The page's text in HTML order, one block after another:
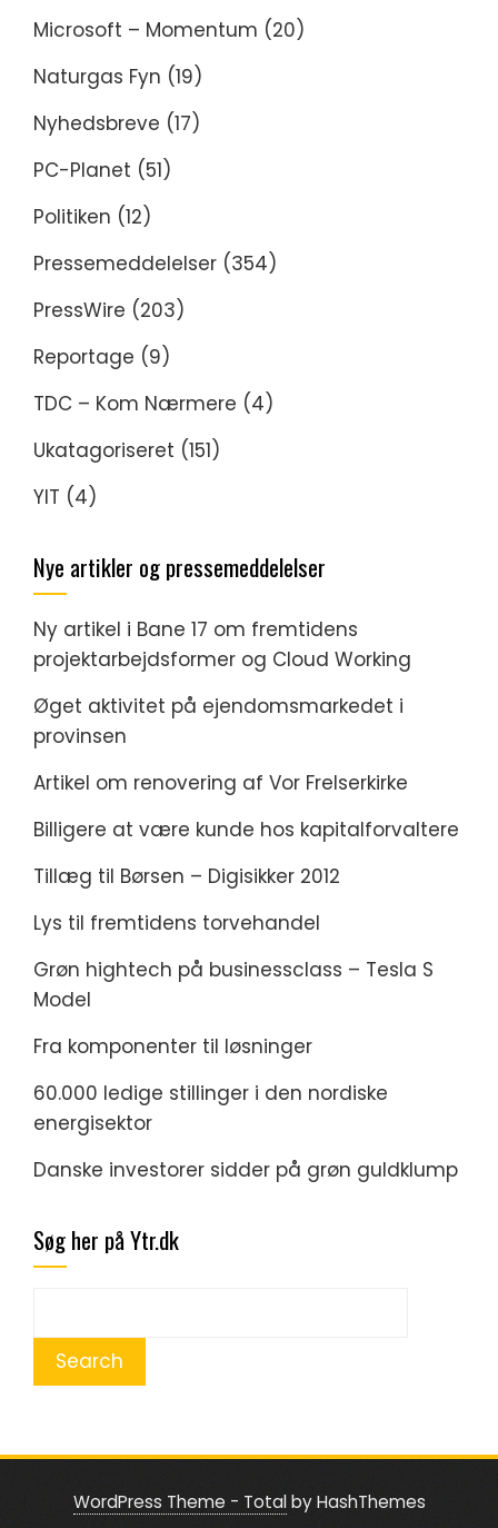
Microsoft – Momentum (20)
Naturgas Fyn (19)
Nyhedsbreve (17)
PC-Planet (51)
Politiken (12)
Pressemeddelelser (354)
PressWire (203)
Reportage (9)
TDC – Kom Nærmere (4)
Ukatagoriseret (151)
YIT (4)
Nye artikler og pressemeddelelser
Ny artikel i Bane 17 om fremtidens
projektarbejdsformer og Cloud Working
Øget aktivitet på ejendomsmarkedet i
provinsen
Artikel om renovering af Vor Frelserkirke
Billigere at være kunde hos kapitalforvaltere
Tillæg til Børsen – Digisikker 2012
Lys til fremtidens torvehandel
Grøn hightech på businessclass – Tesla S
Model
Fra komponenter til løsninger
60.000 ledige stillinger i den nordiske
energisektor
Danske investorer sidder på grøn guldklump
Søg her på Ytr.dk
WordPress Theme - Totalby HashThemes